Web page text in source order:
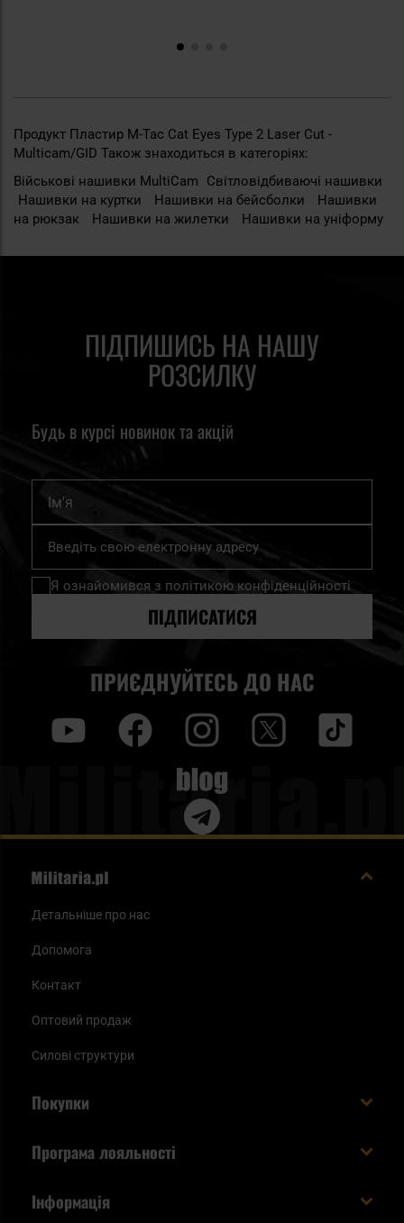
Продукт Пластир M-Tac Cat Eyes Type 2 Laser Cut -
Multicam/GID Також знаходиться в категоріях:
Військові нашивки MultiCam
Світловідбиваючі нашивки
Нашивки на куртки
Нашивки на бейсболки
Нашивки
на рюкзак
Нашивки на жилетки Нашивки на уніформу
ПІДПИШИСЬ НА НАШУ
РОЗСИЛКУ
Будь в курсі новинок та акцій
Підпишіться
нашу
розсилку
Я ознайомився з політикою конфіденційності
ПІДПИСАТИСЯ
ПРИЄДНУЙТЕСЬ ДО НАС
Blog
Детальніше про нас
Допомога
Контакт
Оптовий продаж
Силові структури
Покупки
Способи оплати
Програма лояльності
Інформація